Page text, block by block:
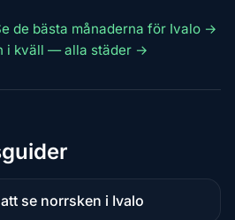
de bästa månaderna för Ivalo →
i kväll — alla städer →
se norrsken i Ivalo